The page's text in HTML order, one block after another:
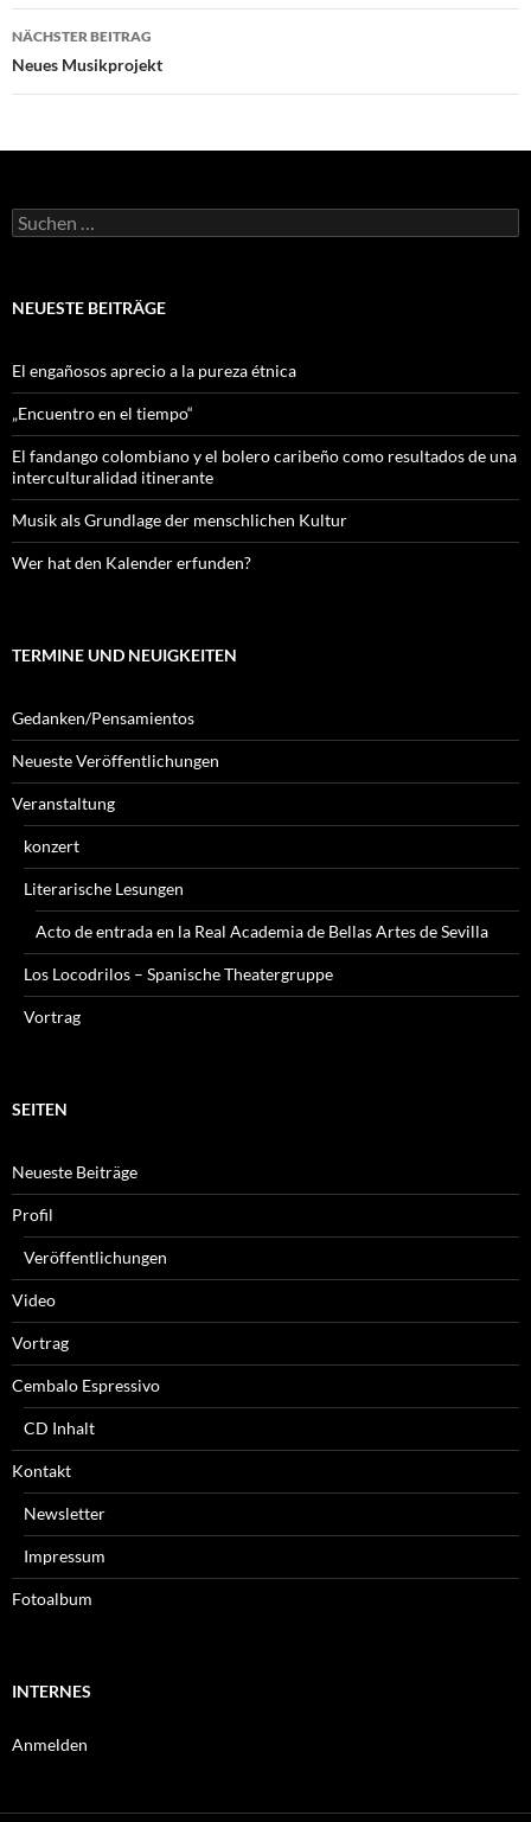
NÄCHSTER BEITRAG
Neues Musikprojekt
Suchen
nach:
NEUESTE BEITRÄGE
El engañosos aprecio a la pureza étnica
„Encuentro en el tiempo“
El fandango colombiano y el bolero caribeño como resultados de una
interculturalidad itinerante
Musik als Grundlage der menschlichen Kultur
Wer hat den Kalender erfunden?
TERMINE UND NEUIGKEITEN
Gedanken/Pensamientos
Neueste Veröffentlichungen
Veranstaltung
konzert
Literarische Lesungen
Acto de entrada en la Real Academia de Bellas Artes de Sevilla
Los Locodrilos – Spanische Theatergruppe
Vortrag
SEITEN
Neueste Beiträge
Profil
Veröffentlichungen
Video
Vortrag
Cembalo Espressivo
CD Inhalt
Kontakt
Newsletter
Impressum
Fotoalbum
INTERNES
Anmelden